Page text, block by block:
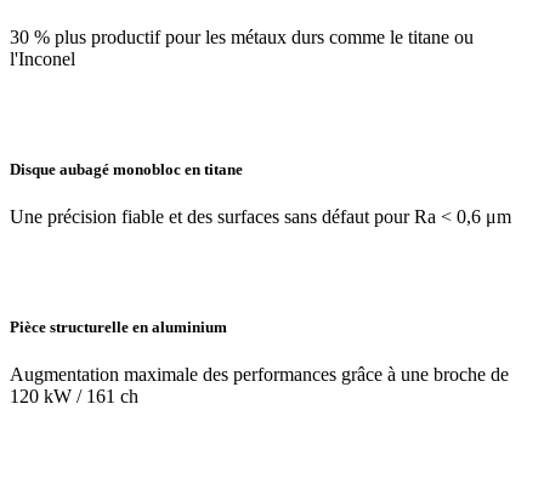
30 % plus productif pour les métaux durs comme le titane ou
l'Inconel
Disque aubagé monobloc en titane
Une précision fiable et des surfaces sans défaut pour Ra < 0,6 μm
Pièce structurelle en aluminium
Augmentation maximale des performances grâce à une broche de
120 kW / 161 ch